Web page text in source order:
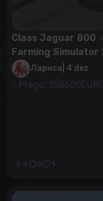
Claas Jaguar 800
Farming Simulator
Лариса 4 dez